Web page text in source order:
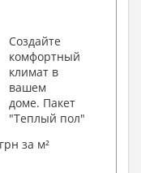
Создайте
комфортный
климат в
вашем
доме. Пакет
"Теплый пол"
грн за м²